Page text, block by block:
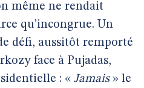
même ne rendait
qu’incongrue. Un
défi, aussitôt remporté
face à Pujadas,
: « Jamais» le